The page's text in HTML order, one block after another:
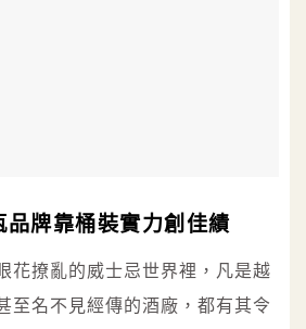
品牌靠桶裝實力創佳績
花撩亂的威士忌世界裡，凡是越
至名不見經傳的酒廠，都有其令